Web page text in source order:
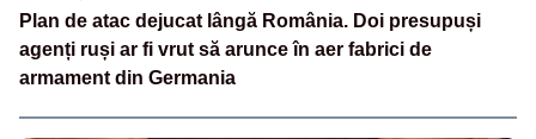
Plan de atac dejucat lângă România. Doi presupuși
agenți ruși ar fi vrut să arunce în aer fabrici de
armament din Germania